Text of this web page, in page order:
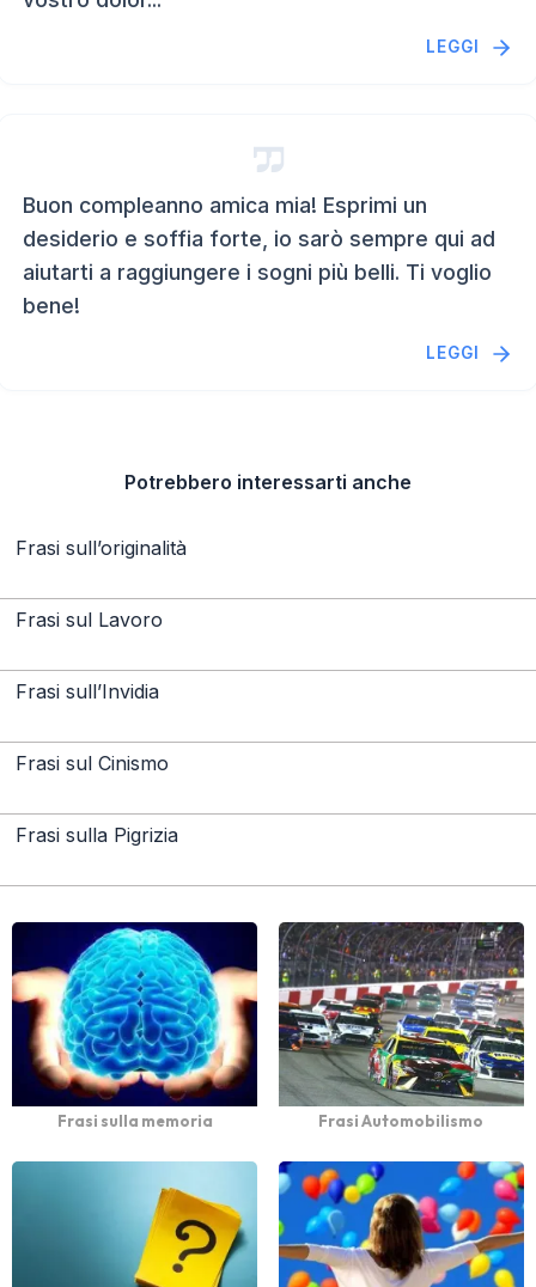
LEGGI
Buon compleanno amica mia! Esprimi un
desiderio e soffia forte, io sarò sempre qui ad
aiutarti a raggiungere i sogni più belli. Ti voglio
bene!
LEGGI
Potrebbero interessarti anche
Frasi sull’originalità
Frasi sul Lavoro
Frasi sull’Invidia
Frasi sul Cinismo
Frasi sulla Pigrizia
Frasi sulla memoria Frasi Automobilismo